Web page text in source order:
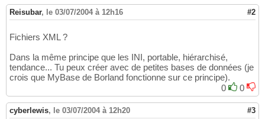
Reisubar, le 03/07/2004 à 12h16 #2
Fichiers XML ?
Dans la même principe que les INI, portable, hiérarchisé,
tendance... Tu peux créer avec de petites bases de données (je
crois que MyBase de Borland fonctionne sur ce principe).
0
0
cyberlewis, le 03/07/2004 à 12h20 #3